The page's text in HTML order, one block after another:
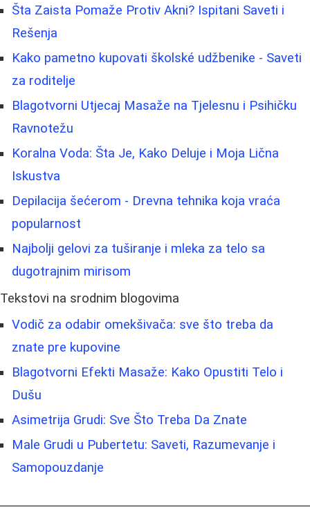
Šta Zaista Pomaže Protiv Akni? Ispitani Saveti i
Rešenja
Kako pametno kupovati školské udžbenike - Saveti
za roditelje
Blagotvorni Utjecaj Masaže na Tjelesnu i Psihičku
Ravnotežu
Koralna Voda: Šta Je, Kako Deluje i Moja Lična
Iskustva
Depilacija šećerom - Drevna tehnika koja vraća
popularnost
Najbolji gelovi za tuširanje i mleka za telo sa
dugotrajnim mirisom
Tekstovi na srodnim blogovima
Vodič za odabir omekšivača: sve što treba da
znate pre kupovine
Blagotvorni Efekti Masaže: Kako Opustiti Telo i
Dušu
Asimetrija Grudi: Sve Što Treba Da Znate
Male Grudi u Pubertetu: Saveti, Razumevanje i
Samopouzdanje